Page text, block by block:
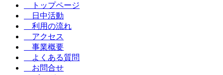
トップページ
日中活動
利用の流れ
アクセス
事業概要
よくある質問
お問合せ